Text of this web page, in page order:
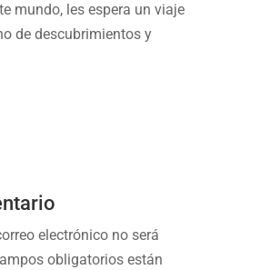
mundo, les espera un viaje
de descubrimientos y
electrónico no será
obligatorios están